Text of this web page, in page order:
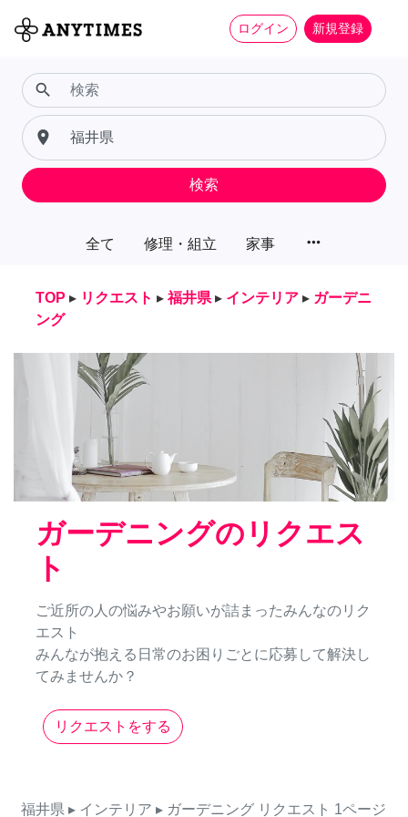
ログイン 新規登録
全て 修理・組立 家事 more_horiz
search
place
検索
TOP ▸ リクエスト ▸ 福井県 ▸ インテリア ▸ ガーデニ
ング
ガーデニングのリクエス
ト
ご近所の人の悩みやお願いが詰まったみんなのリク
エスト
みんなが抱える日常のお困りごとに応募して解決し
てみませんか？
リクエストをする
福井県 ▸ インテリア ▸ ガーデニング リクエスト 1ページ